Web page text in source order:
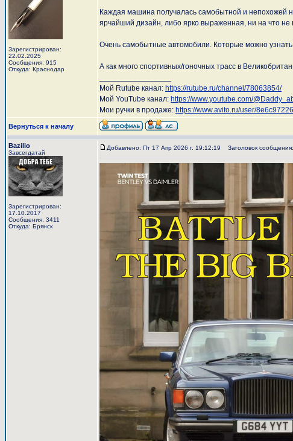
Зарегистрирован:
22.02.2025
Сообщения: 915
Откуда: Краснодар
Каждая машина получалась самобытной и непохожей
ярчайший дизайн, либо ярко выраженная, ни на что не
Очень самобытные автомобили. Которые можно узнать
А как много спортивных/гоночных трасс в
Мой Rutube канал: https://rutube.ru/channel/78063854/
Мой YouTube канал: https://www.youtube.com/
Мои ручки в продаже: https://www.avito.ru/user/
Вернуться к началу
Bazilio
Завсегдатай
Зарегистрирован:
17.10.2017
Сообщения: 3411
Откуда: Брянск
Добавлено: Пт 17 Апр 2026 г. 19:12:19 Заголовок сообщения: